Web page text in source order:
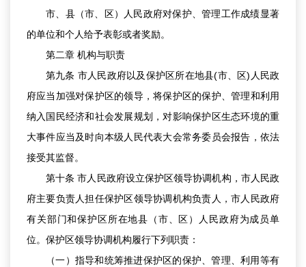
市、县（市、区）人民政府对保护、管理工作成绩显著
的单位和个人给予表彰或者奖励。
第二章 机构与职责
第九条 市人民政府以及保护区所在地县(市、区)人民政
府应当加强对保护区的领导，将保护区的保护、管理和利用
纳入国民经济和社会发展规划，对影响保护区生态环境的重
大事件应当及时向本级人民代表大会常务委员会报告，依法
接受其监督。
第十条 市人民政府设立保护区领导协调机构，市人民政
府主要负责人担任保护区领导协调机构负责人，市人民政府
有关部门和保护区所在地县（市、区）人民政府为成员单
位。保护区领导协调机构履行下列职责：
（一）指导和统筹推进保护区的保护、管理、利用等有